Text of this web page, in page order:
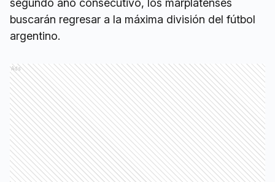
segundo año consecutivo, los marplatenses
buscarán regresar a la máxima división del fútbol
argentino.
Ads